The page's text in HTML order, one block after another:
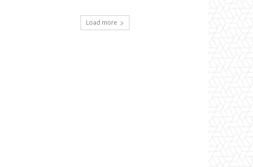
Load more